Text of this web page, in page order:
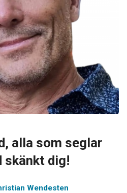
alla som seglar
skänkt dig!
Wendesten